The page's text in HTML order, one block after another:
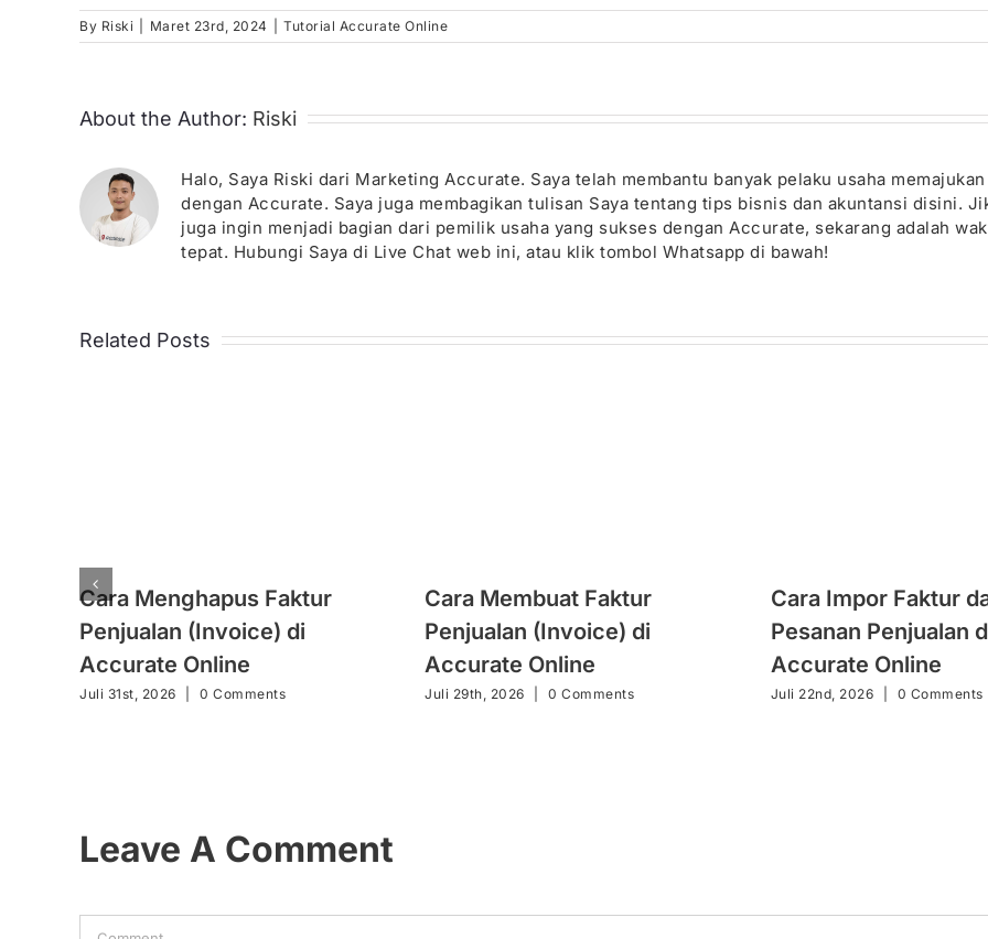
By Riski Maret 23rd, 2024 Tutorial Accurate Online
About the Author: Riski
Halo, Saya Riski dari Marketing Accurate. Saya telah membantu banyak pelaku usaha
dengan Accurate. Saya juga membagikan tulisan Saya tentang tips bisnis dan akuntansi disini.
juga ingin menjadi bagian dari pemilik usaha yang sukses dengan Accurate, sekarang adalah
tepat. Hubungi Saya di Live Chat web ini, atau klik tombol Whatsapp di bawah!
Related Posts
Cara Menghapus Faktur
Penjualan (Invoice) di
Accurate Online
Juli 31st, 2026 0 Comments
Cara Membuat Faktur
Penjualan (Invoice) di
Accurate Online
Juli 29th, 2026 0 Comments
Cara Impor Faktur
Pesanan Penjualan
Accurate Online
Juli 22nd, 2026 0 Comments
Leave A Comment